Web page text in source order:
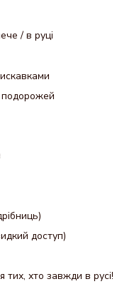
/ в руці
подорожей
доступ)
хто завжди в русі!